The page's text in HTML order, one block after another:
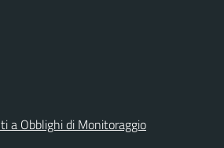
a Obblighi di Monitoraggio